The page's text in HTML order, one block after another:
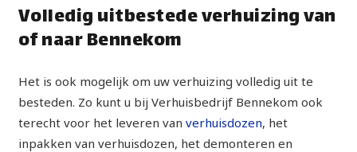
Volledig uitbestede verhuizing van
of naar Bennekom
Het is ook mogelijk om uw verhuizing volledig uit te
besteden. Zo kunt u bij Verhuisbedrijf Bennekom ook
terecht voor het leveren van verhuisdozen, het
inpakken van verhuisdozen, het demonteren en